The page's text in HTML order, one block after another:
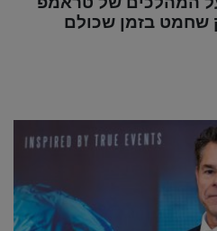
שחמט בזמן שכולם